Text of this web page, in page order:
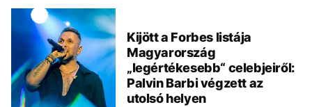
Kijött a Forbes listája
Magyarország
„legértékesebb“ celebjeiről:
Palvin Barbi végzett az
utolsó helyen